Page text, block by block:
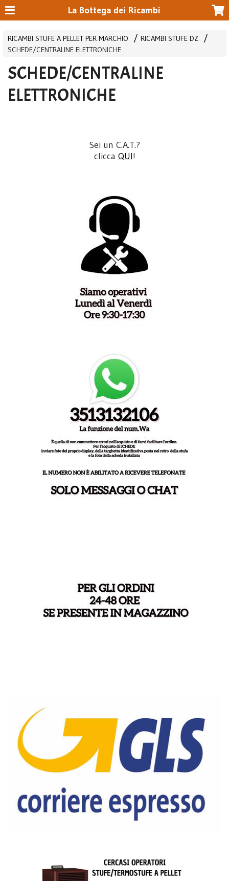
La Bottega dei Ricambi
RICAMBI STUFE A PELLET PER MARCHIO
RICAMBI STUFE DZ
SCHEDE/CENTRALINE ELETTRONICHE
SCHEDE/CENTRALINE
ELETTRONICHE
Sei un C.A.T.?
clicca QUI!